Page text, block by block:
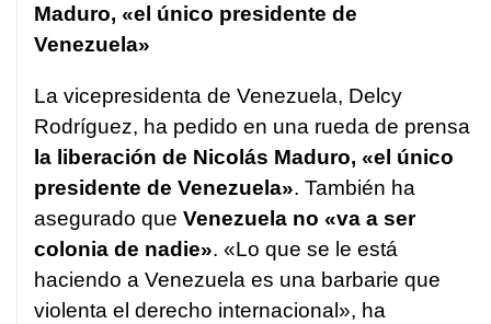
Maduro, «el único presidente de
Venezuela»
La vicepresidenta de Venezuela, Delcy
Rodríguez, ha pedido en una rueda de prensa
la liberación de Nicolás Maduro, «el único
presidente de Venezuela». También ha
asegurado que Venezuela no «va a ser
colonia de nadie». «Lo que se le está
haciendo a Venezuela es una barbarie que
violenta el derecho internacional», ha